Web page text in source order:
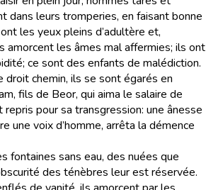
dans leurs tromperies, en faisant bonne
les yeux pleins d’adultère et,
amorcent les âmes mal affermies; ils ont
ce sont des enfants de malédiction.
chemin, ils se sont égarés en
fils de Beor, qui aima le salaire de
repris pour sa transgression: une ânesse
une voix d’homme, arrêta la démence
fontaines sans eau, des nuées que
des ténèbres leur est réservée.